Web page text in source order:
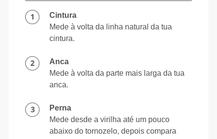
Cintura
Mede à volta da linha natural da tua
cintura.
Anca
Mede à volta da parte mais larga da tua
anca.
Perna
Mede desde a virilha até um pouco
abaixo do tornozelo, depois compara